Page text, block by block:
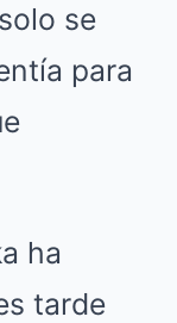
se
para
ha
tarde